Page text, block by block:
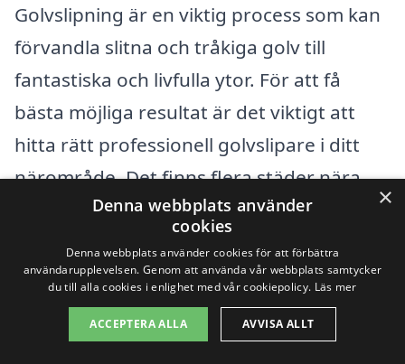
Golvslipning är en viktig process som kan
förvandla slitna och tråkiga golv till
fantastiska och livfulla ytor. För att få
bästa möjliga resultat är det viktigt att
hitta rätt professionell golvslipare i ditt
närområde. Det finns flera städer nära
Strömsbruk där du kan hitta erfarna och
pålitliga hantverkare som erbjuder
golvslipningstjänster.
Några av de omkringliggande städerna
×
Denna webbplats använder
cookies
Denna webbplats använder cookies för att förbättra
användarupplevelsen. Genom att använda vår webbplats samtycker
du till alla cookies i enlighet med vår cookiepolicy. Läs mer
ACCEPTERA ALLA AVVISA ALLT